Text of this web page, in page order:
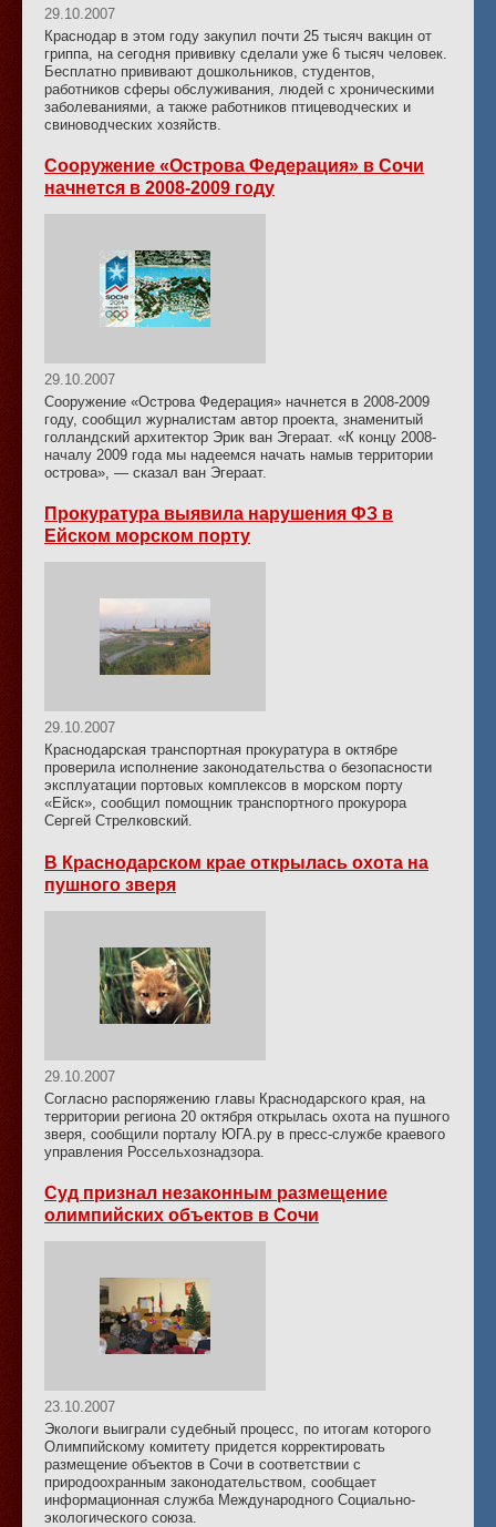
29.10.2007
Краснодар в этом году закупил почти 25 тысяч вакцин от
гриппа, на сегодня прививку сделали уже 6 тысяч человек.
Бесплатно прививают дошкольников, студентов,
работников сферы обслуживания, людей с хроническими
заболеваниями, а также работников птицеводческих и
свиноводческих хозяйств.
Сооружение «Острова Федерация» в Сочи
начнется в 2008-2009 году
29.10.2007
Сооружение «Острова Федерация» начнется в 2008-2009
году, сообщил журналистам автор проекта, знаменитый
голландский архитектор Эрик ван Эгераат. «К концу 2008-
началу 2009 года мы надеемся начать намыв территории
острова», — сказал ван Эгераат.
Прокуратура выявила нарушения ФЗ в
Ейском морском порту
29.10.2007
Краснодарская транспортная прокуратура в октябре
проверила исполнение законодательства о безопасности
эксплуатации портовых комплексов в морском порту
«Ейск», сообщил помощник транспортного прокурора
Сергей Стрелковский.
В Краснодарском крае открылась охота на
пушного зверя
29.10.2007
Согласно распоряжению главы Краснодарского края, на
территории региона 20 октября открылась охота на пушного
зверя, сообщили порталу ЮГА.ру в пресс-службе краевого
управления Россельхознадзора.
Суд признал незаконным размещение
олимпийских объектов в Сочи
23.10.2007
Экологи выиграли судебный процесс, по итогам которого
Олимпийскому комитету придется корректировать
размещение объектов в Сочи в соответствии с
природоохранным законодательством, сообщает
информационная служба Международного Социально-
экологического союза.